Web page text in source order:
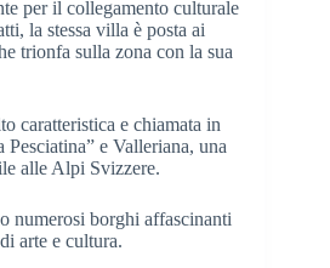
per il collegamento culturale
la stessa villa è posta ai
trionfa sulla zona con la sua
caratteristica e chiamata in
e Valleriana, una
alle Alpi Svizzere.
numerosi borghi affascinanti
arte e cultura.